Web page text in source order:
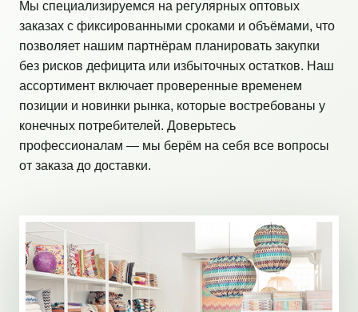
Мы специализируемся на регулярных оптовых
заказах с фиксированными сроками и объёмами, что
позволяет нашим партнёрам планировать закупки
без рисков дефицита или избыточных остатков. Наш
ассортимент включает проверенные временем
позиции и новинки рынка, которые востребованы у
конечных потребителей. Доверьтесь
профессионалам — мы берём на себя все вопросы
от заказа до доставки.